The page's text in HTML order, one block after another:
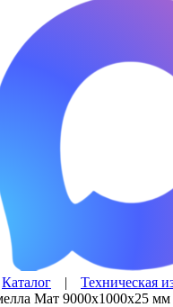
Каталог | Техническая
Мат 9000х1000х25